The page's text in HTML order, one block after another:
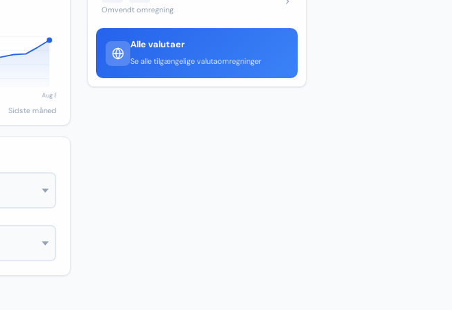
Sidste måned
Omvendt omregning
Alle valutaer
Se alle tilgængelige valutaomregninger